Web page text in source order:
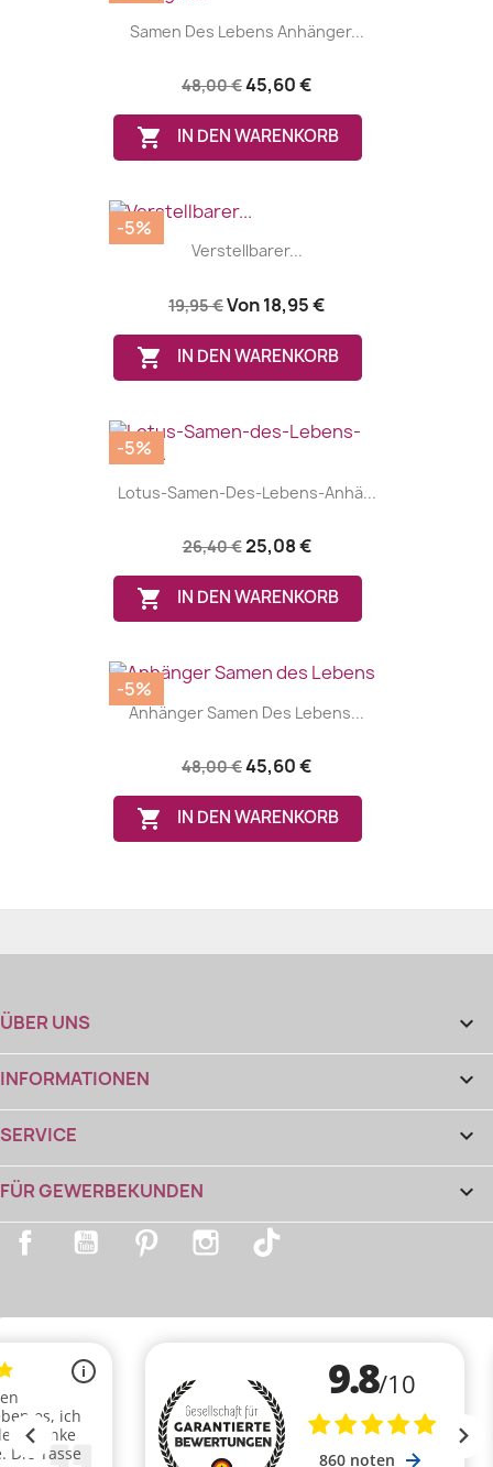
Samen Des Lebens Anhänger...
48,00 €45,60 €
 IN DEN WARENKORB
Verstellbarer...
19,95 €Von18,95 €
 IN DEN WARENKORB
-5%
Lotus-Samen-Des-Lebens-Anhä...
26,40 €25,08 €
 IN DEN WARENKORB
-5%
Anhänger Samen Des Lebens...
48,00 €45,60 €
 IN DEN WARENKORB
-5%
ÜBER UNS 
INFORMATIONEN 
SERVICE 
FÜR GEWERBEKUNDEN 
Facebook YouTube Pinterest Instagram